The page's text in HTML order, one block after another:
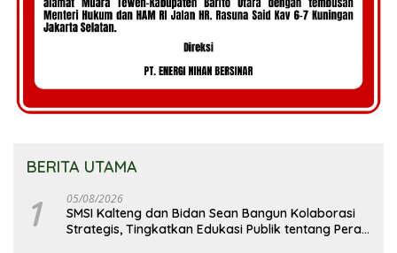
BERITA UTAMA
1 05/08/2026
SMSI Kalteng dan Bidan Sean Bangun Kolaborasi
Strategis, Tingkatkan Edukasi Publik tentang Peran